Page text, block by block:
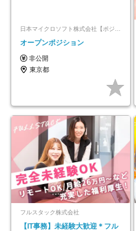
日本マイクロソフト株式会社【ポジションマッチ登録】
オープンポジション
非公開
東京都
フルスタック株式会社
【IT事務】未経験大歓迎＊フル